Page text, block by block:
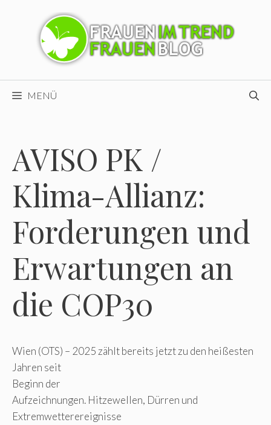
MENÜ
AVISO PK /
Klima-Allianz:
Forderungen und
Erwartungen an
die COP30
Wien (OTS) – 2025 zählt bereits jetzt zu den heißesten
Jahren seit
Beginn der
Aufzeichnungen. Hitzewellen, Dürren und
Extremwetterereignisse